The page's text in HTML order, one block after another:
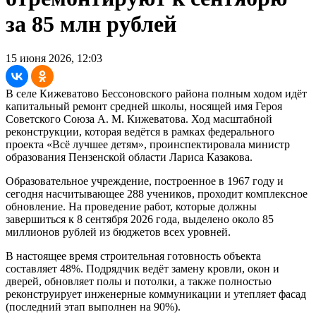
за 85 млн рублей
15 июня 2026, 12:03
В селе Кижеватово Бессоновского района полным ходом идёт
капитальный ремонт средней школы, носящей имя Героя
Советского Союза А. М. Кижеватова. Ход масштабной
реконструкции, которая ведётся в рамках федерального
проекта «Всё лучшее детям», проинспектировала министр
образования Пензенской области Лариса Казакова.
Образовательное учреждение, построенное в 1967 году и
сегодня насчитывающее 288 учеников, проходит комплексное
обновление. На проведение работ, которые должны
завершиться к 8 сентября 2026 года, выделено около 85
миллионов рублей из бюджетов всех уровней.
В настоящее время строительная готовность объекта
составляет 48%. Подрядчик ведёт замену кровли, окон и
дверей, обновляет полы и потолки, а также полностью
реконструирует инженерные коммуникации и утепляет фасад
(последний этап выполнен на 90%).